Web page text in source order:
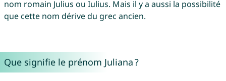
nom romain Julius ou Iulius. Mais il y a aussi la possibilité
que cette nom dérive du grec ancien.
Que signifie le prénom Juliana ?